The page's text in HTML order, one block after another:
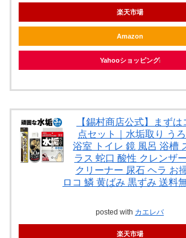
楽天市場
Amazon
Yahooショッピング
【錫村商店公式】まず
点セット｜水垢取り う
浴室 トイレ 鏡 風呂 浴槽
ラス 蛇口 酸性 クレンザ
クリーナー 尿石 ヘラ お
ロコ 鱗 黄ばみ 黒ずみ 送料
posted with カエレバ
楽天市場